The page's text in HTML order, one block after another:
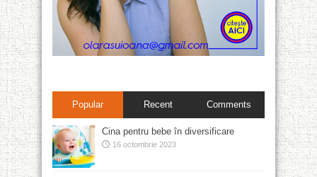
Popular Recent Comments
Cina pentru bebe în diversificare
16 octombrie 2023